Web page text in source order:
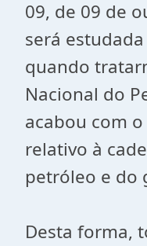
09, de 09 de
será
quando
Nacional do
acabou com
relativo à
petróleo e do
Desta forma,